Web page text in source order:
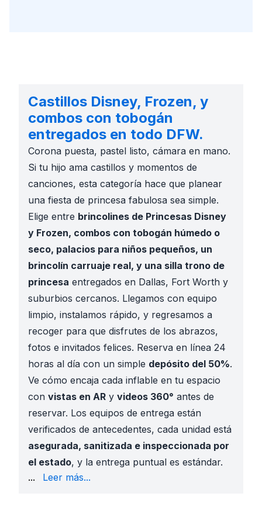
Castillos Disney, Frozen, y
combos con tobogán
entregados en todo DFW.
Corona puesta, pastel listo, cámara en mano.
Si tu hijo ama castillos y momentos de
canciones, esta categoría hace que planear
una fiesta de princesa fabulosa sea simple.
Elige entre brincolines de Princesas Disney
y Frozen, combos con tobogán húmedo o
seco, palacios para niños pequeños, un
brincolín carruaje real, y una silla trono de
princesa entregados en Dallas, Fort Worth y
suburbios cercanos. Llegamos con equipo
limpio, instalamos rápido, y regresamos a
recoger para que disfrutes de los abrazos,
fotos e invitados felices. Reserva en línea 24
horas al día con un simple depósito del 50%.
Ve cómo encaja cada inflable en tu espacio
con vistas en AR y videos 360° antes de
reservar. Los equipos de entrega están
verificados de antecedentes, cada unidad está
asegurada, sanitizada e inspeccionada por
el estado, y la entrega puntual es estándar.
20+ años,100,000 eventos exitosos
... Leer más...